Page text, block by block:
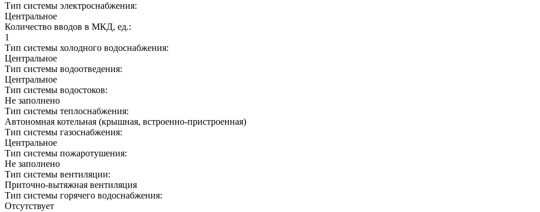
Тип системы электроснабжения:
Центральное
Количество вводов в МКД, ед.:
1
Тип системы холодного водоснабжения:
Центральное
Тип системы водоотведения:
Центральное
Тип системы водостоков:
Не заполнено
Тип системы теплоснабжения:
Автономная котельная (крышная, встроенно-пристроенная)
Тип системы газоснабжения:
Центральное
Тип системы пожаротушения:
Не заполнено
Тип системы вентиляции:
Приточно-вытяжная вентиляция
Тип системы горячего водоснабжения:
Отсутствует